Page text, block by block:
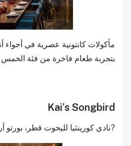
مأكولات كانتونية عصرية في أجواء
بتجربة طعام فاخرة من فئة الخمس
Kai’s Songbird
?نادي كورينثيا لليخوت قطر، بورتو